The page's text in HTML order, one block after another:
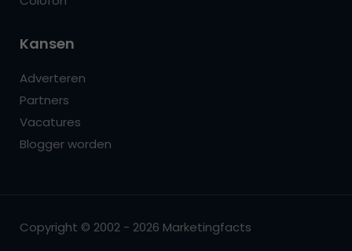
Kansen
Adverteren
Partners
Vacatures
Blogger worden
Copyright © 2002 - 2026 Marketingfacts